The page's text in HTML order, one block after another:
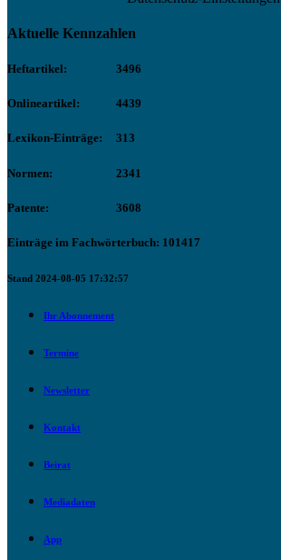
Aktuelle Kennzahlen
Heftartikel: 3496
Onlineartikel: 4439
Lexikon-Einträge: 313
Normen: 2341
Patente: 3608
Einträge im Fachwörterbuch: 101417
Stand 2024-08-05 17:32:57
Ihr Abonnement
Termine
Newsletter
Kontakt
Beirat
Mediadaten
App